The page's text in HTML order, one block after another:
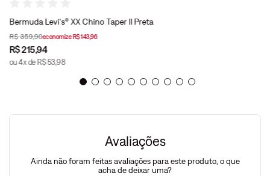
Bermuda Levi's® XX Chino Taper II Preta
R$ 359,90economizeR$143,96
R$215,94
ou4x de R$ 53,98
Avaliações
Ainda não foram feitas avaliações para este produto, o que
acha de deixar uma?